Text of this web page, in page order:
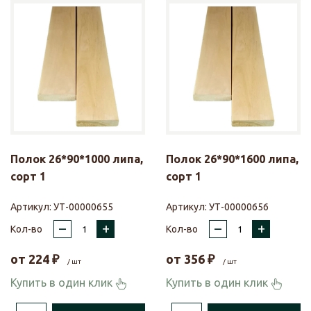
Полок 26*90*1000 липа,
сорт 1
Артикул: УТ-00000655
Кол-во
– +
от 224 ₽ / шт
Купить в один клик
Полок 26*90*1600 липа,
сорт 1
Артикул: УТ-00000656
Кол-во
– +
от 356 ₽ / шт
Купить в один клик